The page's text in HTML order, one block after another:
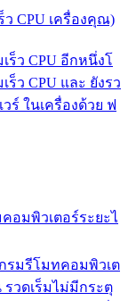
ว CPU เครื่องคุณ)
ร็ว CPU อีกหนึ่งโ
ว CPU และ ยังรว
ร์ ในเครื่องด้วย ฟ
อมพิวเตอร์ระยะไ
รมรีโมทคอมพิวเต
วดเร็มไม่มีกระตุ